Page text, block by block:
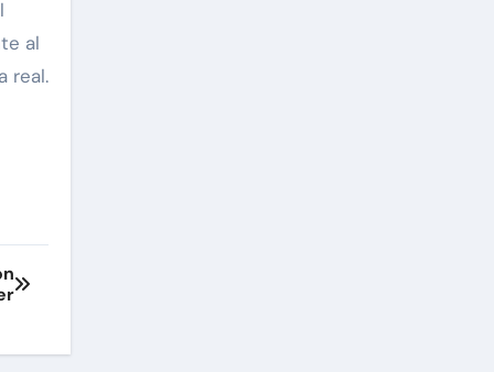
al
real.